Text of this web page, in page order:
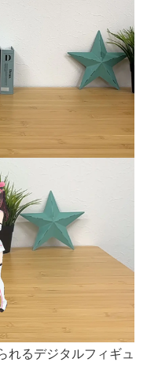
れるデジタルフィギュ